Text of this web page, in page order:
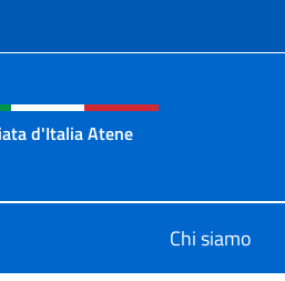
social e
d'Italia Atene
Chi siamo